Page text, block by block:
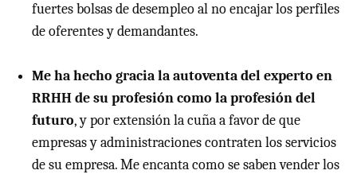
fuertes bolsas de desempleo al no encajar los perfiles
de oferentes y demandantes.
Me ha hecho gracia la autoventa del experto en
RRHH de su profesión como la profesión del
futuro, y por extensión la cuña a favor de que
empresas y administraciones contraten los servicios
de su empresa. Me encanta como se saben vender los